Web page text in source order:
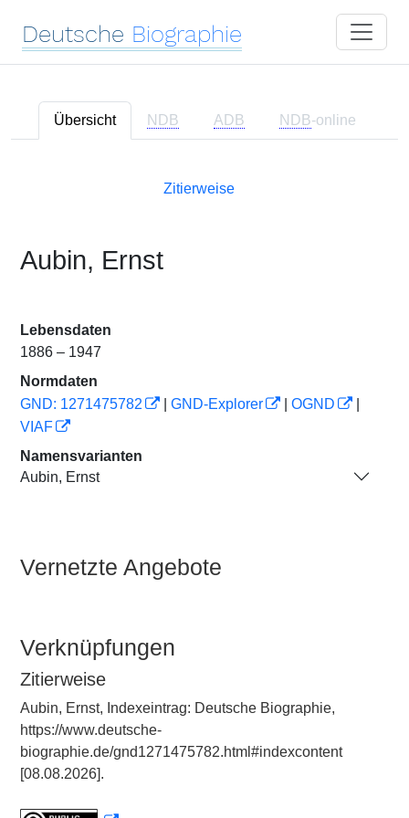
Deutsche Biographie
Übersicht NDB ADB NDB-online
Zitierweise
Aubin, Ernst
Lebensdaten
1886 – 1947
Normdaten
GND: 1271475782
GND-Explorer OGND
VIAF
Namensvarianten
Aubin, Ernst
Vernetzte Angebote
Verknüpfungen
Zitierweise
Aubin, Ernst, Indexeintrag: Deutsche Biographie,
https://www.deutsche-
biographie.de/gnd1271475782.html#indexcontent
[08.08.2026].